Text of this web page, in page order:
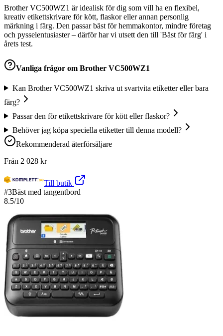
Brother VC500WZ1 är idealisk för dig som vill ha en flexibel,
kreativ etikettskrivare för kött, flaskor eller annan personlig
märkning i färg. Den passar bäst för hemmakontor, mindre företag
och pysselentusiaster – därför har vi utsett den till 'Bäst för färg' i
årets test.
Vanliga frågor om Brother VC500WZ1
Kan Brother VC500WZ1 skriva ut svartvita etiketter eller bara
färg?
Passar den för etikettskrivare för kött eller flaskor?
Behöver jag köpa speciella etiketter till denna modell?
Rekommenderad återförsäljare
Från 2 028 kr
Till butik
#3Bäst med tangentbord
8.5/10